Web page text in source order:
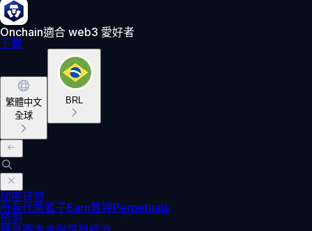
Onchain適合 web3 愛好者
下載
繁體中文
全球
BRL
加密貨幣
所有代幣籃子Earn質押Perpetuals
預測